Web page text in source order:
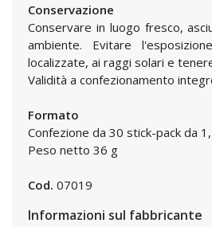
Conservazione
Conservare in luogo fresco,
ambiente. Evitare
localizzate, ai raggi solari e
Validità a confezionamento
Formato
Confezione da 30 stick-pack da
Peso netto 36 g
Cod. 07019
Informazioni sul fabbricante